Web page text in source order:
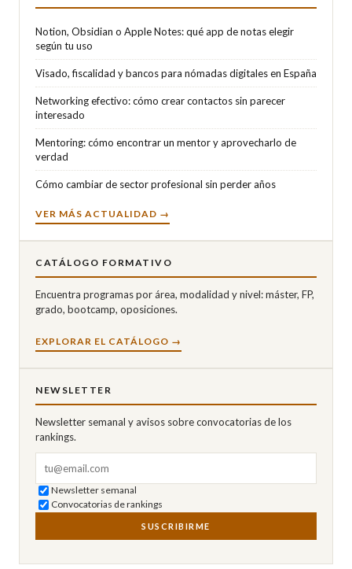
Notion, Obsidian o Apple Notes: qué app de notas elegir
según tu uso
Visado, fiscalidad y bancos para nómadas digitales en España
Networking efectivo: cómo crear contactos sin parecer
interesado
Mentoring: cómo encontrar un mentor y aprovecharlo de
verdad
Cómo cambiar de sector profesional sin perder años
VER MÁS ACTUALIDAD →
CATÁLOGO FORMATIVO
Encuentra programas por área, modalidad y nivel: máster, FP,
grado, bootcamp, oposiciones.
EXPLORAR EL CATÁLOGO →
NEWSLETTER
Newsletter semanal y avisos sobre convocatorias de los
rankings.
Newsletter semanal
Convocatorias de rankings
SUSCRIBIRME